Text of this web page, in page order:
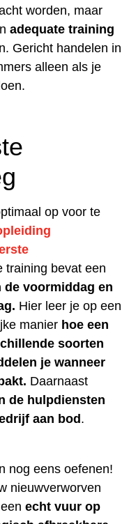
worden, maar
adequate training
Gericht handelen in
alleen als je
op voor te
training bevat een
voormiddag en
Hier leer je op een
manier hoe een
soorten
je wanneer
Daarnaast
de hulpdiensten
aan bod .
nog eens oefenen!
nieuwverworven
echt vuur op